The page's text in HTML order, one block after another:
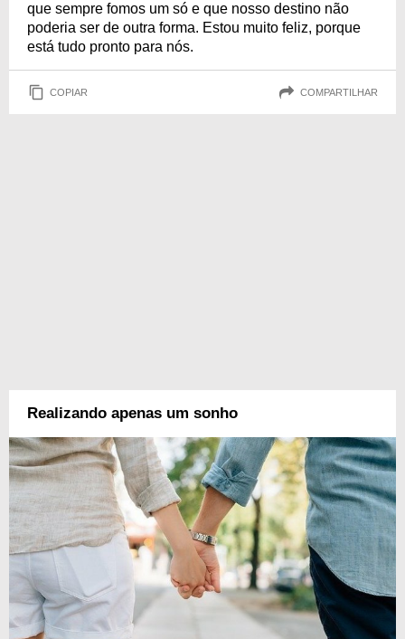
que sempre fomos um só e que nosso destino não
poderia ser de outra forma. Estou muito feliz, porque
está tudo pronto para nós.
COPIAR COMPARTILHAR
Realizando apenas um sonho